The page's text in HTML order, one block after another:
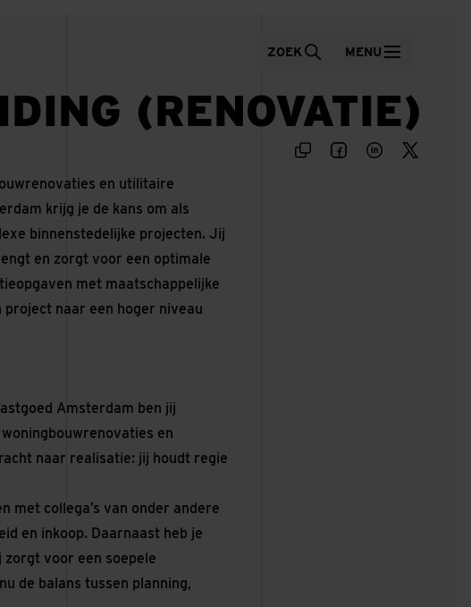
ZOEK MENU
(RENOVATIE)
en utilitaire
krijg je de kans om als
binnenstedelijke projecten. Jij
en zorgt voor een optimale
met maatschappelijke
naar een hoger niveau
Amsterdam ben jij
en
naar realisatie: jij houdt regie
collega’s van onder andere
en inkoop. Daarnaast heb je
voor een soepele
de balans tussen planning,